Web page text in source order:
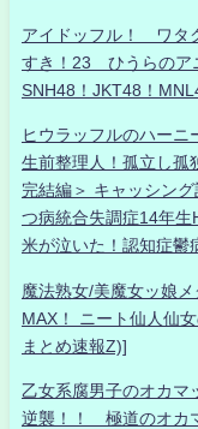
アイドッフル！ ワタ
すき！23 ひうらのア
SNH48！JKT48！
ヒウラッフルのハーニ
生前整理人！孤立し孤
完結編＞ キャッシン
つ病統合失調症14年
米が泣いた！認知症鬱
魔法熟女/美魔女ッ娘
MAX！ ニート仙人仙
まとめ速報Z)]
乙女系腐男子のオカ
逆襲！！ 極道のオカ